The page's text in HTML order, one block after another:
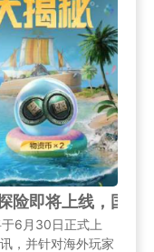
险即将上线，国外
于6月30日正式上
，并针对海外玩家